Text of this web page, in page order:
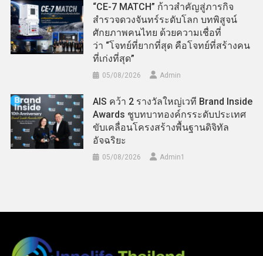
“CE-7 MATCH” ก้าวสำคัญสู่ภารกิจ
สำรวจดวงจันทร์ระดับโลก บทพิสูจน์
ศักยภาพคนไทย ด้วยความเชื่อที่
ว่า “โจทย์ที่ยากที่สุด คือโจทย์ที่สร้างคน
ที่เก่งที่สุด”
05/08/2026 Admin
AIS คว้า 2 รางวัลใหญ่เวที Brand Inside
Awards ชูบทบาทองค์กรระดับประเทศ
ขับเคลื่อนโครงสร้างพื้นฐานดิจิทัล
อัจฉริยะ
05/08/2026 Admin​1